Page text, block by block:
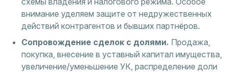
внимание уделяем защите от недружественных
действий контрагентов и бывших партнёров.
Сопровождение сделок с долями. Продажа,
покупка, внесение в уставный капитал имущества,
увеличение/уменьшение УК, распределение доли